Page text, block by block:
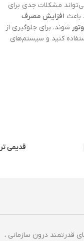
مشکلات جدی برای
باعث افزایش مصرف
شوند. برای جلوگیری از
کنید و سیستم‌های
قدیمی تر
قدرتمند درون سازمانی ،